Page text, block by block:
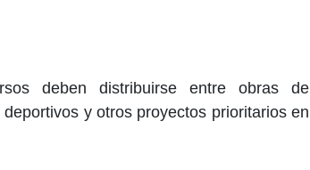
deben distribuirse entre obras de
y otros proyectos prioritarios en